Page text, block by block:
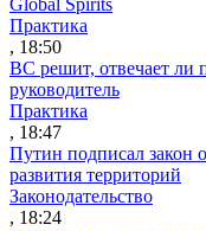
Практика
, 18:50
ВС решит, отвечает ли
руководитель
Практика
, 18:47
Путин подписал закон
развития территорий
Законодательство
, 18:24